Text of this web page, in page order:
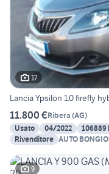
17
Lancia Ypsilon 1.0 firefly
11.800 €Ribera (AG)
Usato
04/2022 106889
Rivenditore AUTO
9